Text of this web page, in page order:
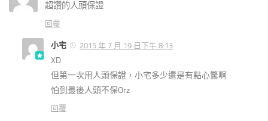
超讚的人頭保證
回覆
小宅 2015 年 7 月 19 日下午 8:13
XD
但第一次用人頭保證，小宅多少還是有點心驚啊
怕到最後人頭不保Orz
回覆